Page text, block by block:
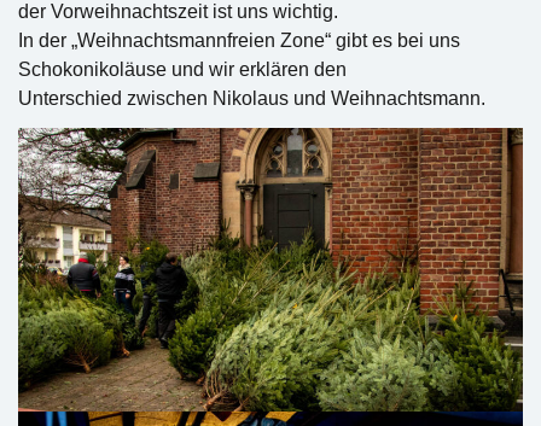
der Vorweihnachtszeit ist uns wichtig.
In der „Weihnachtsmannfreien Zone“ gibt es bei uns
Schokonikoläuse und wir erklären den
Unterschied zwischen Nikolaus und Weihnachtsmann.